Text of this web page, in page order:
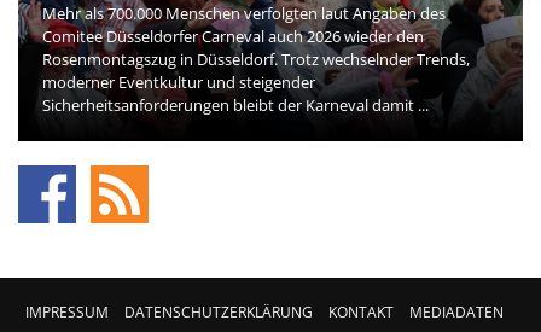
Mehr als 700.000 Menschen verfolgten laut Angaben des
Comitee Düsseldorfer Carneval auch 2026 wieder den
Rosenmontagszug in Düsseldorf. Trotz wechselnder Trends,
moderner Eventkultur und steigender
Sicherheitsanforderungen bleibt der Karneval damit ...
IMPRESSUM DATENSCHUTZERKLÄRUNG KONTAKT MEDIADATEN